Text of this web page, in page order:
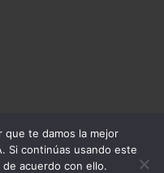
que te damos la mejor
Si continúas usando este
acuerdo con ello.